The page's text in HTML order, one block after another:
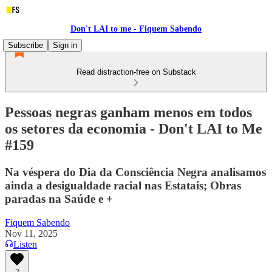
Don't LAI to me - Fiquem Sabendo
Subscribe
Sign in
Read distraction-free on Substack
Pessoas negras ganham menos em todos
os setores da economia - Don't LAI to Me
#159
Na véspera do Dia da Consciência Negra analisamos
ainda a desigualdade racial nas Estatais; Obras
paradas na Saúde e +
Fiquem Sabendo
Nov 11, 2025
Listen